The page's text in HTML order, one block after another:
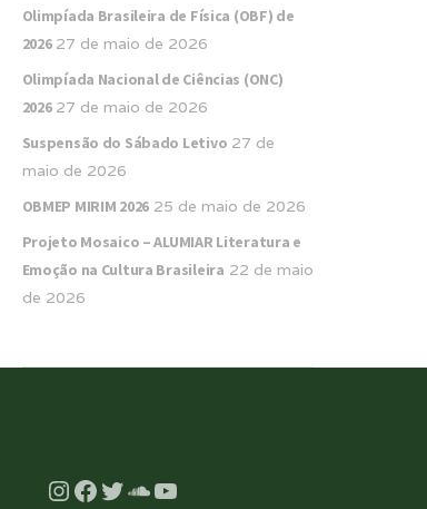
Olimpíada Brasileira de Física (OBF) de
2026 27 de maio de 2026
Olimpíada Nacional de Ciências (ONC)
2026 27 de maio de 2026
Suspensão do Sábado Letivo 27 de
maio de 2026
OBMEP MIRIM 2026 25 de maio de 2026
Projeto Mosaico – ALUMIAR Literatura e
Emoção na Cultura Brasileira 22 de maio
de 2026
Instagram
Facebook
Twitter
Soundcloud
YouTube